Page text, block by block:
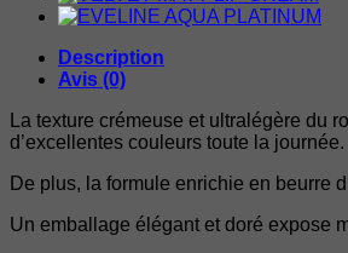
Description
Avis (0)
La texture crémeuse et ultralégère du
d’excellentes couleurs toute la journée.
De plus, la formule enrichie en beurre
Un emballage élégant et doré expose